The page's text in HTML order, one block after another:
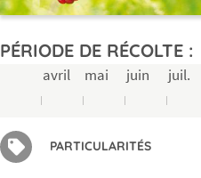
PÉRIODE DE RÉCOLTE :
avril mai juin juil.
PARTICULARITÉS